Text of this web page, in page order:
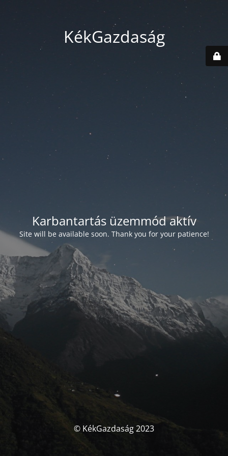
KékGazdaság
Karbantartás üzemmód aktív
Site will be available soon. Thank you for your patience!
© KékGazdaság 2023